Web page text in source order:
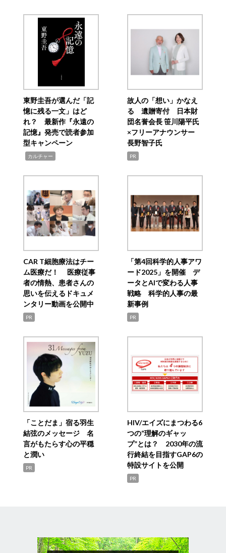
東野圭吾が選んだ「記
憶に残る一文」はど
れ？ 最新作『永遠の
記憶』発売で読者参加
型キャンペーン
カルチャー
故人の「想い」かなえ
る 遺贈寄付 日本財
団名誉会長 笹川陽平氏
×フリーアナウンサー
長野智子氏
PR
CAR T細胞療法はチー
ム医療だ！ 医療従事
者の情熱、患者さんの
思いを伝えるドキュメ
ンタリー動画を公開中
PR
「第4回科学的人事アワ
ード2025」を開催 デ
ータとAIで変わる人事
戦略 科学的人事の最
新事例
PR
「ことだま」宿る羽生
結弦のメッセージ 名
言がもたらす心の平穏
と潤い
PR
HIV/エイズにまつわる6
つの“理解のギャッ
プ”とは？ 2030年の流
行終結を目指すGAP6の
特設サイトを公開
PR